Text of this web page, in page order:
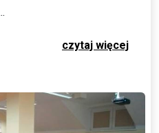
czytaj więcej